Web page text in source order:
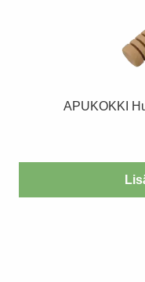
APUKOKKI